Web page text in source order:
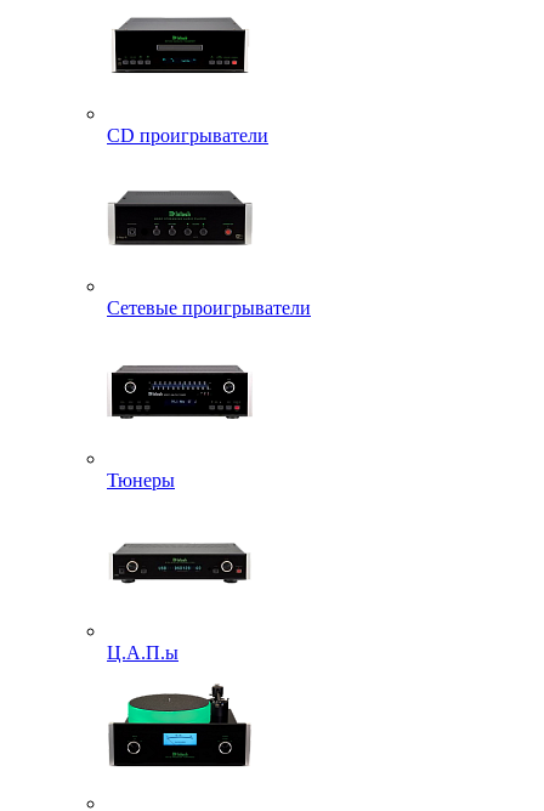
CD проигрыватели
Сетевые проигрыватели
Тюнеры
Ц.А.П.ы